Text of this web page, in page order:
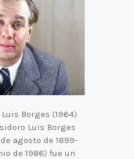
Borges (1964)
Luis Borges
agosto de 1899-
de 1986) fue un